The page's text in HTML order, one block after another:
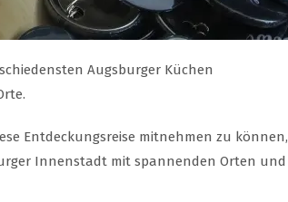
Augsburger Küchen
Entdeckungsreise mitnehmen zu können,
Innenstadt mit spannenden Orten und